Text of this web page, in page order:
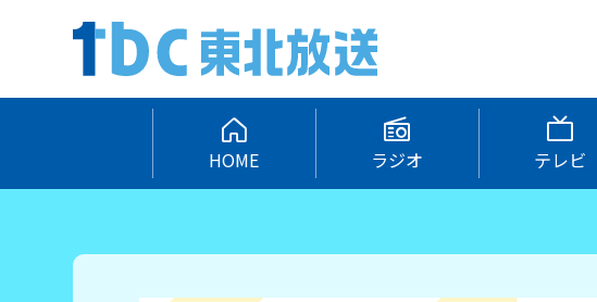
HOME ラジオ テレビ